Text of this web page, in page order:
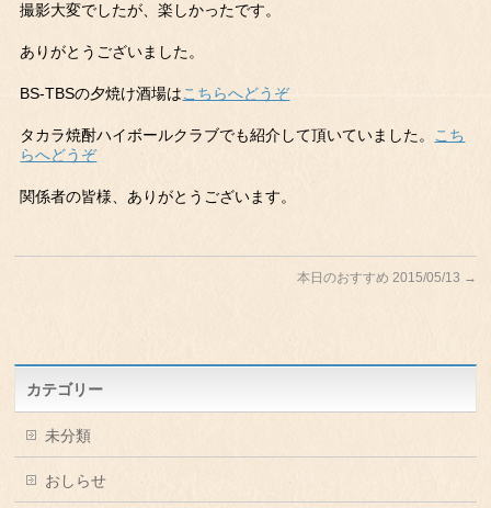
撮影大変でしたが、楽しかったです。
ありがとうございました。
BS-TBSの夕焼け酒場はこちらへどうぞ
タカラ焼酎ハイボールクラブでも紹介して頂いていました。 こち
らへどうぞ
関係者の皆様、ありがとうございます。
本日のおすすめ 2015/05/13 →
カテゴリー
未分類
おしらせ